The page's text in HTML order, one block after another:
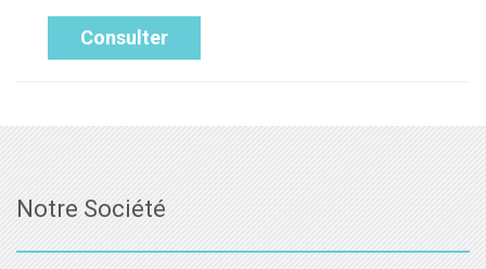
Consulter
Notre Société